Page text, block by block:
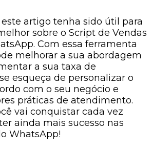
artigo tenha sido útil para
sobre o Script de Vendas
Com essa ferramenta
melhorar a sua abordagem
a sua taxa de
esqueça de personalizar o
com o seu negócio e
práticas de atendimento.
vai conquistar cada vez
ainda mais sucesso nas
WhatsApp!